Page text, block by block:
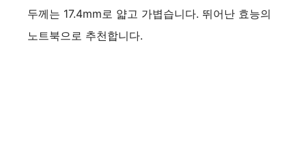
두께는 17.4mm로 얇고 가볍습니다. 뛰어난 효능의
노트북으로 추천합니다.